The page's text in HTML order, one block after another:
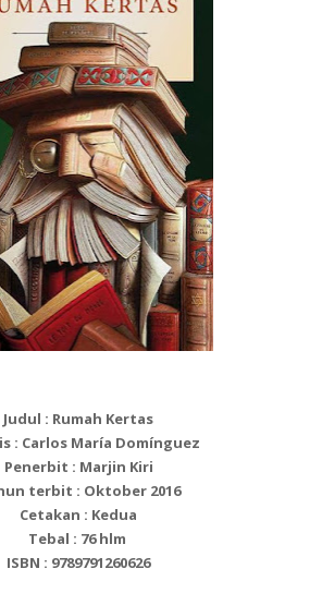
Judul : Rumah Kertas
: Carlos María Domínguez
Penerbit : Marjin Kiri
terbit : Oktober 2016
Cetakan : Kedua
Tebal : 76 hlm
ISBN : 9789791260626